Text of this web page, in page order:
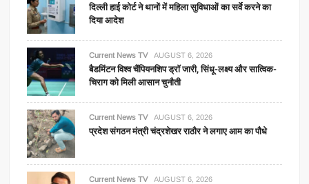
दिल्ली हाई कोर्ट ने थानों में महिला सुविधाओं का सर्वे करने का
दिया आदेश
Current News TV AUGUST 6, 2026
बैडमिंटन विश्व चैंपियनशिप ड्रॉ जारी, सिंधू-लक्ष्य और सात्विक-
चिराग को मिली आसान चुनौती
Current News TV AUGUST 6, 2026
प्रदेश संगठन मंत्री चंद्रशेखर राठौर ने लगाए आम का पौधे
Current News TV AUGUST 6, 2026